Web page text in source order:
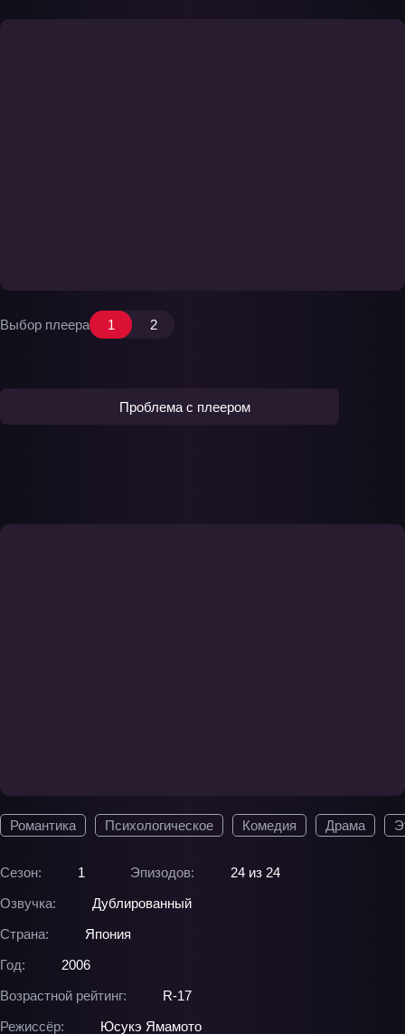
Романтика Психологическое Комедия Драма
Сезон: 1 Эпизодов:
24 из 24
Озвучка:
Дублированный
Страна:
Япония
Год:
2006
Возрастной рейтинг:
R-17
Режиссёр:
Юсукэ Ямамото
Выбор плеера 1 2
Проблема с плеером